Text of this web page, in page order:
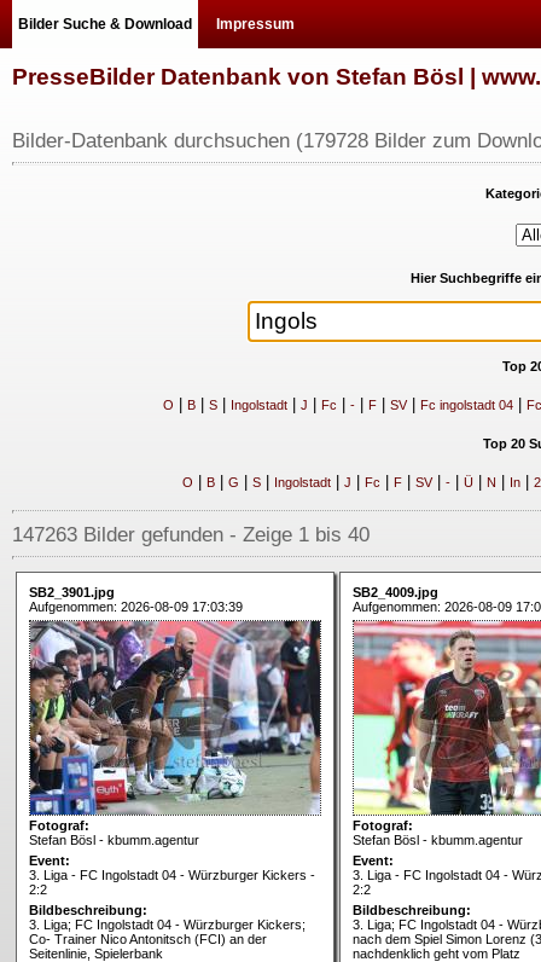
Bilder Suche & Download Impressum
PresseBilder Datenbank von Stefan Bösl |
Bilder-Datenbank durchsuchen (179728 Bilder zum
Hier Suchbegriffe
Top
O B| S| Ingolstadt| J Fc -| F| SV| Fc ingolstadt 04|
Top 20
O B| G S| Ingolstadt| J Fc F| SV| -| Ü| N In| 2
147263 Bilder gefunden - Zeige 1 bis 40
SB2_3901.jpg
Aufgenommen: 2026-08-09 17:03:39
Fotograf:
Stefan Bösl - kbumm.agentur
Event:
3. Liga - FC Ingolstadt 04 - Würzburger Kickers -
2:2
Bildbeschreibung:
3. Liga; FC Ingolstadt 04 - Würzburger Kickers;
Co- Trainer Nico Antonitsch (FCI) an der
Seitenlinie, Spielerbank
SB2_4009.jpg
Aufgenommen: 2026-08-09
Fotograf:
Stefan Bösl - kbumm.agentur
Event:
3. Liga - FC Ingolstadt 04 -
2:2
Bildbeschreibung:
3. Liga; FC Ingolstadt 04 -
nach dem Spiel Simon Lorenz
nachdenklich geht vom Platz